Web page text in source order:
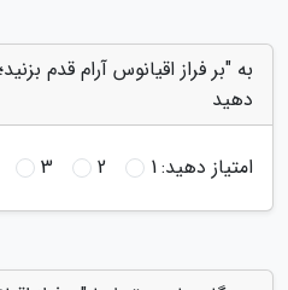
به "بر فراز اقیانوس آرام قدم
دهید
امتیاز دهید:1
2
3